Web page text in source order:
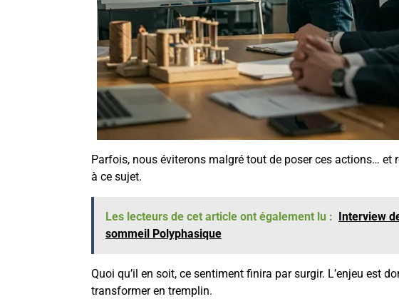
Parfois, nous éviterons malgré tout de poser ces actions… et
à ce sujet.
Les lecteurs de cet article ont également lu :
Interview
sommeil Polyphasique
Quoi qu’il en soit, ce sentiment finira par surgir. L’enjeu est
transformer en tremplin.